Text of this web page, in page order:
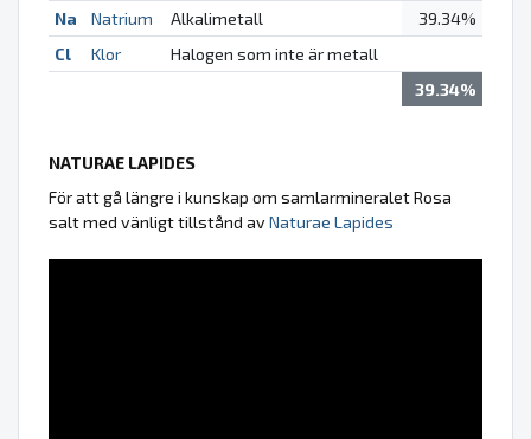
Na Natrium Alkalimetall
39.34%
Cl
Klor
Halogen som inte är metall
39.34%
NATURAE LAPIDES
För att gå längre i kunskap om samlarmineralet Rosa
salt med vänligt tillstånd avNaturae Lapides